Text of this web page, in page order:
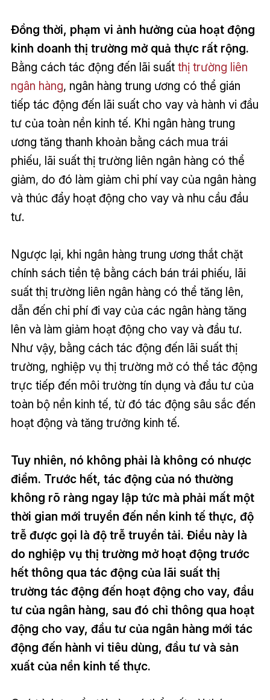
Đồng thời, phạm vi ảnh hưởng của hoạt động
kinh doanh thị trường mở quả thực rất rộng.
Bằng cách tác động đến lãi suất thị trường liên
ngân hàng, ngân hàng trung ương có thể gián
tiếp tác động đến lãi suất cho vay và hành vi đầu
tư của toàn nền kinh tế. Khi ngân hàng trung
ương tăng thanh khoản bằng cách mua trái
phiếu, lãi suất thị trường liên ngân hàng có thể
giảm, do đó làm giảm chi phí vay của ngân hàng
và thúc đẩy hoạt động cho vay và nhu cầu đầu
tư.
Ngược lại, khi ngân hàng trung ương thắt chặt
chính sách tiền tệ bằng cách bán trái phiếu, lãi
suất thị trường liên ngân hàng có thể tăng lên,
dẫn đến chi phí đi vay của các ngân hàng tăng
lên và làm giảm hoạt động cho vay và đầu tư.
Như vậy, bằng cách tác động đến lãi suất thị
trường, nghiệp vụ thị trường mở có thể tác động
trực tiếp đến môi trường tín dụng và đầu tư của
toàn bộ nền kinh tế, từ đó tác động sâu sắc đến
hoạt động và tăng trưởng kinh tế.
Tuy nhiên, nó không phải là không có nhược
điểm. Trước hết, tác động của nó thường
không rõ ràng ngay lập tức mà phải mất một
thời gian mới truyền đến nền kinh tế thực, độ
trễ được gọi là độ trễ truyền tải. Điều này là
do nghiệp vụ thị trường mở hoạt động trước
hết thông qua tác động của lãi suất thị
trường tác động đến hoạt động cho vay, đầu
tư của ngân hàng, sau đó chỉ thông qua hoạt
động cho vay, đầu tư của ngân hàng mới tác
động đến hành vi tiêu dùng, đầu tư và sản
xuất của nền kinh tế thực.